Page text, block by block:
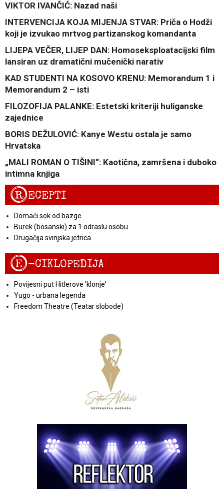
VIKTOR IVANČIĆ: Nazad naši
INTERVENCIJA KOJA MIJENJA STVAR: Priča o Hodži
koji je izvukao mrtvog partizanskog komandanta
LIJEPA VEČER, LIJEP DAN: Homoseksploatacijski film
lansiran uz dramatični mučenički narativ
KAD STUDENTI NA KOSOVO KRENU: Memorandum 1 i
Memorandum 2 – isti
FILOZOFIJA PALANKE: Estetski kriteriji huliganske
zajednice
BORIS DEŽULOVIĆ: Kanye Westu ostala je samo
Hrvatska
„MALI ROMAN O TIŠINI“: Kaotična, zamršena i duboko
intimna knjiga
RECEPTI
Domaći sok od bazge
Burek (bosanski) za 1 odraslu osobu
Drugačija svinjska jetrica
E-CIKLOPEDIJA
Povijesni put Hitlerove 'klonje'
Yugo - urbana legenda
Freedom Theatre (Teatar slobode)